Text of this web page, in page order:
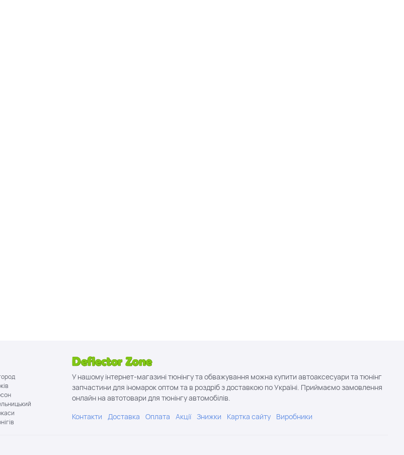
У нашому інтернет-магазині тюнінгу та обважування можна купити автоаксесуари та тюнінг
запчастини для іномарок оптом та в роздріб з доставкою по Україні. Приймаємо замовлення
онлайн на автотовари для тюнінгу автомобілів.
Контакти Доставка Оплата Акції Знижки Картка сайту Виробники